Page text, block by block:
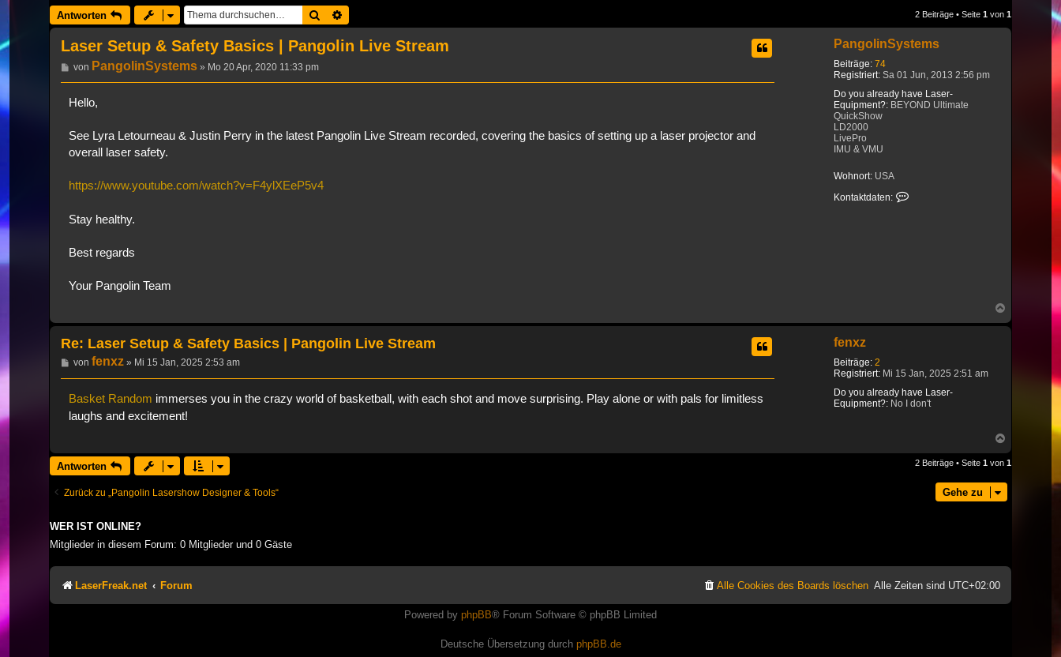
Antworten Suche 2 Beiträge • Seite 1 von 1
PangolinSystems
Beiträge: 74
Registriert: Sa 01 Jun, 2013 2:56 pm
Do you already have Laser-
Equipment?: BEYOND Ultimate
QuickShow
LD2000
LivePro
IMU & VMU
Wohnort: USA
Kontaktdaten:
Laser Setup & Safety Basics | Pangolin Live Stream
Beitrag
von PangolinSystems» Mo 20 Apr, 2020 11:33 pm
Hello,
See Lyra Letourneau & Justin Perry in the latest Pangolin Live Stream recorded, covering the basics of setting up a laser projector and
overall laser safety.
https://www.youtube.com/watch?v=F4ylXEeP5v4
Stay healthy.
Best regards
Your Pangolin Team
oben
fenxz
Beiträge: 2
Registriert: Mi 15 Jan, 2025 2:51 am
Do you already have Laser-
Equipment?: No I don't
Re: Laser Setup & Safety Basics | Pangolin Live Stream
Beitrag
von fenxz» Mi 15 Jan, 2025 2:53 am
Basket Random immerses you in the crazy world of basketball, with each shot and move surprising. Play alone or with pals for limitless
laughs and excitement!
oben
Antworten 2 Beiträge • Seite 1 von 1
Zurück zu „Pangolin Lasershow Designer & Tools“ Gehe zu
WER IST ONLINE?
Mitglieder in diesem Forum: 0 Mitglieder und 0 Gäste
LaserFreak.net Forum Alle Zeiten sind UTC+02:00
Alle Cookies des Boards löschen
Powered by phpBB® Forum Software © phpBB Limited
Deutsche Übersetzung durch phpBB.de